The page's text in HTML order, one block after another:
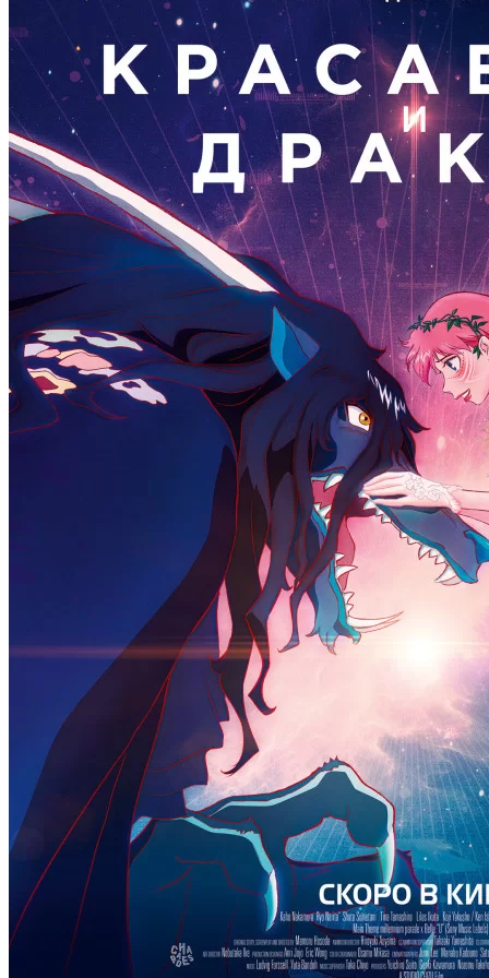
05 . 08
Попытка — не пытка
5 сезон
5 серия
05 . 08
сериал
Закон природы
1 сезон
8 серия
05 . 08
сериалЕщё 17
17 серия
05 . 08
сериалАйрис
1 сезон
7 серия
05 . 08
сериалОхотники на убийц
2 сезон
13 серия
05 . 08
Власть в ночном городе. Книга
5 сезон
Вестис
1 сезон
5 серия
05 . 08
сериал
Мыс страха
1 сезон
10 серия
05 . 08
сериал
Земля: битва за жизнь
1 сезон
8 серия
05 . 08
2 серия
аниме сериал
Приди же в мир демонов,
Ирума!
4 сезон
17 серия
29 . 07
мультсериалДжейд Армор и Нефритовый
браслет
2 сезон
25 серия
28 . 07
мультсериал Академия единорогов
5 сезон
8 серия
28 . 07
аниме сериалВанганская полночь
1 сезон
26 серия
28 . 07
мультсериал
Ну, погоди!
Кошечка из Сакурасо
Очень странные дела: Истории
27 . 07
мультсериалРасхитительница гробниц:
Легенда о Ларе Крофт
8 серия
27 . 07
аниме сериалЕсли будешь не занят,
спасёшь меня от
1 сезон
12 серия
26 . 07
аниме сериал
Шатёр чародея
1 сезон
5 серия
аниме сериал
Красавица-воин Сейлор Мун